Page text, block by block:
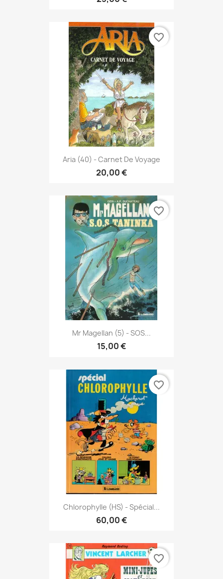
Aria (40) - Carnet De Voyage
20,00 €
favorite_border
Mr Magellan (5) - SOS...
15,00 €
favorite_border
Chlorophylle (HS) - Spécial...
60,00 €
favorite_border
favorite_border